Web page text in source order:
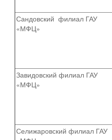
Сандовский филиал ГАУ
«МФЦ»
Завидовский филиал ГАУ
«МФЦ»
Селижаровский филиал ГАУ